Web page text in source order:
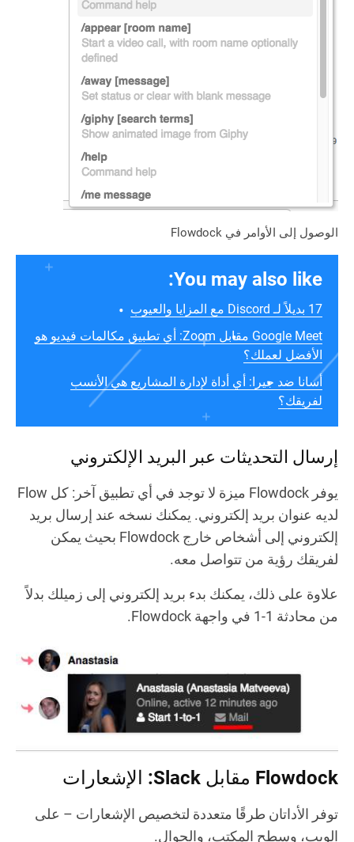
الوصول إلى الأوامر في Flowdock
You may also like:
17 بديلاً لـ Discord مع المزايا والعيوب
Google Meet مقابل Zoom: أي تطبيق مكالمات فيديو هو
الأفضل لعملك؟
أسانا ضد جيرا: أي أداة لإدارة المشاريع هي الأنسب
لفريقك؟
إرسال التحديثات عبر البريد الإلكتروني
يوفر Flowdock ميزة لا توجد في أي تطبيق آخر: كل Flow
لديه عنوان بريد إلكتروني. يمكنك نسخه عند إرسال بريد
إلكتروني إلى أشخاص خارج Flowdock بحيث يمكن
لفريقك رؤية من تتواصل معه.
علاوة على ذلك، يمكنك بدء بريد إلكتروني إلى زميلك بدلاً
من محادثة 1-1 في واجهة Flowdock.
Flowdock مقابل Slack: الإشعارات
توفر الأداتان طرقًا متعددة لتخصيص الإشعارات – على
الويب، وسطح المكتب، والجوال.